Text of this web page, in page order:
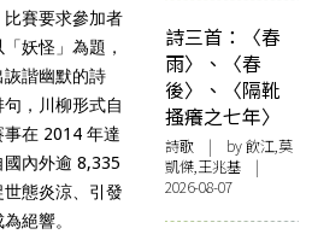
賽要求參加者
妖怪」為題，
諧幽默的詩
，川柳形式自
在 2014 年達
內外逾 8,335
態炎涼、引發
絕響。
詩三首：〈春
雨〉、〈春
後〉、〈隔靴
搔癢之七年〉
詩歌 | by 飲江,莫
凱傑,王兆基 |
2026-08-07